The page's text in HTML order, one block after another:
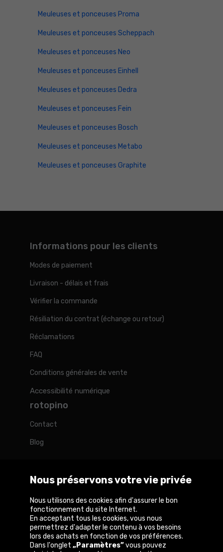
Meuleuses et ponceuses Proma
Meuleuses et ponceuses Scheppach
Meuleuses et ponceuses Neo
Meuleuses et ponceuses Einhell
Meuleuses et ponceuses Dedra
Meuleuses et ponceuses Fein
Meuleuses et ponceuses Bosch
Meuleuses et ponceuses Metabo
Meuleuses et ponceuses Graphite
Informations pour les clients
Modes de paiement
Livraison - délais et frais
Vérifier la commande
Résiliation du contrat (échange ou retour)
Réclamations
FAQ
Conditions générales de vente
Accessibilité numérique
rotopino
Contact
Blog
Rotopino dans le monde
België Deutschland France Nederland
Nous préservons votre vie privée
Nous utilisons des cookies afin d'assurer le bon
fonctionnement du site Internet.
En acceptant tous les cookies, vous nous
permettrez d'adapter le contenu à vos besoins
lors des achats en fonction de vos préférences.
Dans l'onglet „Paramètres”vous pouvez